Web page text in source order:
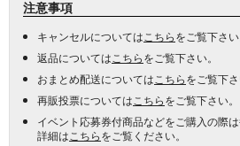
注意事項
キャンセルについては こちらをご覧下さい
返品については こちらをご覧下さい。
おまとめ配送については こちらをご覧下さ
再販投票については こちらをご覧下さい。
イベント応募券付商品などをご購入の際
詳細は こちらをご覧ください。